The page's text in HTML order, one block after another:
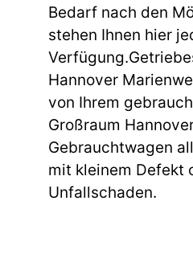
Bedarf nach den
stehen Ihnen hier
Hannover
von Ihrem
Großraum
Gebrauchtwagen
mit kleinem Defekt
Unfallschaden.